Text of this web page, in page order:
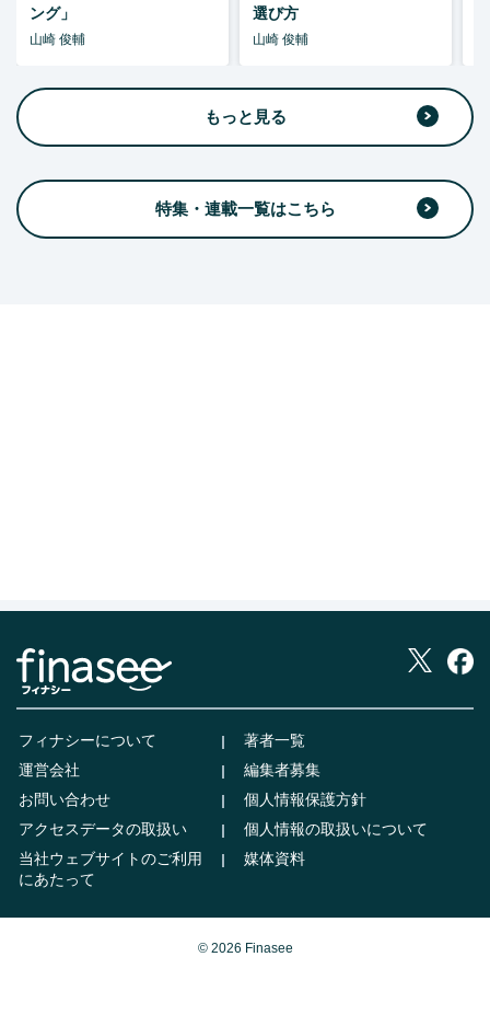
ング」
山崎 俊輔
選び方
山崎 俊輔
もっと見る
特集・連載一覧はこちら
フィナシーについて
著者一覧
運営会社
編集者募集
お問い合わせ
個人情報保護方針
アクセスデータの取扱い
個人情報の取扱いについて
当社ウェブサイトのご利用
にあたって
媒体資料
© 2026 Finasee